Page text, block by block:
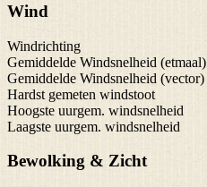
Wind
Windrichting
Gemiddelde Windsnelheid (etmaal)
Gemiddelde Windsnelheid (vector)
Hardst gemeten windstoot
Hoogste uurgem. windsnelheid
Laagste uurgem. windsnelheid
Bewolking & Zicht